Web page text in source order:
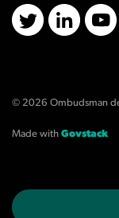
X/TwitterLinkedIn
© 2026 Ombudsman
Made with Govstack